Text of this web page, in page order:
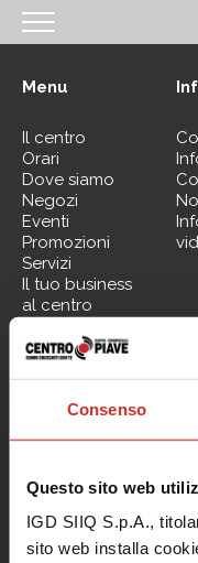
Consenso
Questo sito web
IGD SIIQ S.p.A.,
sito web installa
HOMEPAGE
IL CENTRO
ORARI
COME
PROMOZIONI
NEGOZI
EVENTI
Menu
Il centro
Orari
Dove siamo
Negozi
Eventi
Promozioni
Servizi
Il tuo business
al centro
Contattaci per